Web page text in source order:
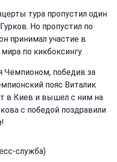
тура пропустил один
Но пропустил по
принимал участие в
по кикбоксингу.
Чемпионом, победив за
пояс Виталик
в Киев и вышел с ним на
с победой поздравили
служба)